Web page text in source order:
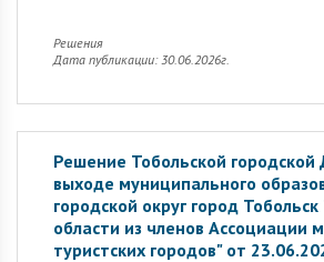
Решения
Дата публикации: 30.06.2026г.
Решение Тобольской
выходе муниципального
городской округ город
области из членов Ассоциации
туристских городов" от